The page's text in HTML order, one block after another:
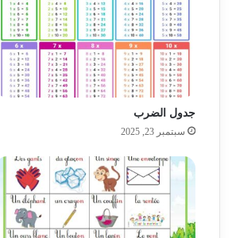
جدول الضرب
سبتمبر 23, 2025